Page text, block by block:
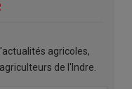
agricoles,
de l'Indre.